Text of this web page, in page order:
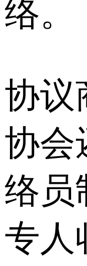
络。
协议
协会
络员
专人